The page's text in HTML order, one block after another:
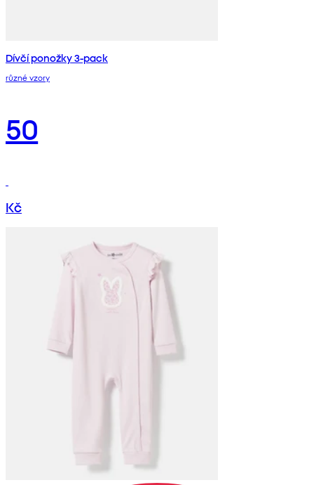
Dívčí ponožky 3-pack
různé vzory
50
Kč